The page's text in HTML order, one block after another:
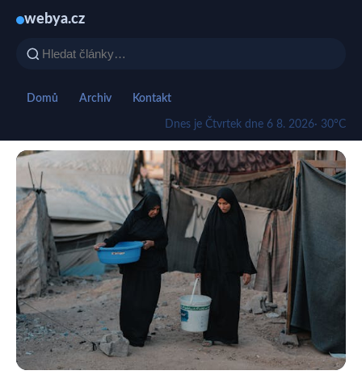
webya.cz
Domů Archiv Kontakt
Dnes je Čtvrtek dne 6 8. 2026· 30°C